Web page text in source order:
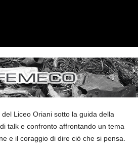
Liceo Oriani sotto la guida della
talk e confronto affrontando un tema
e il coraggio di dire ciò che si pensa.